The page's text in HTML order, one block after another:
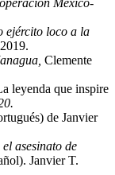
ejército loco a la
Clemente
leyenda que inspire
de Janvier
asesinato de
Janvier T.